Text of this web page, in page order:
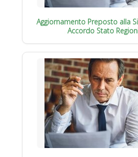
Aggiornamento Preposto alla
Accordo Stato